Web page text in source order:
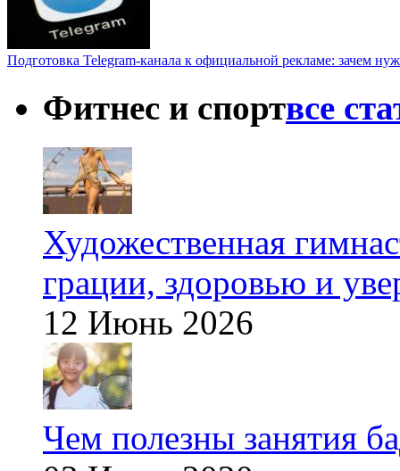
Подготовка Telegram-канала к официальной рекламе: зачем
Фитнес и спортвсе
Художественная
грации, здоровью и
12 Июнь 2026
Чем полезны занятия